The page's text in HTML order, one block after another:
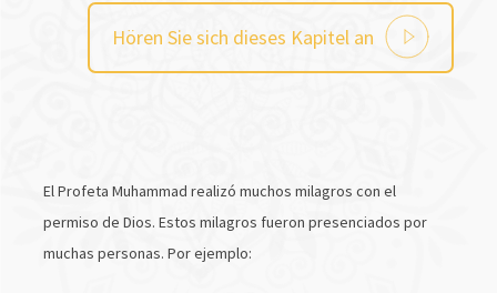
Hören Sie sich dieses Kapitel an
El Profeta Muhammad realizó muchos milagros con el
permiso de Dios. Estos milagros fueron presenciados por
muchas personas. Por ejemplo: